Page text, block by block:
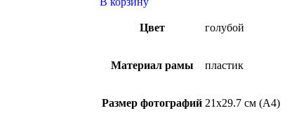
Цвет голубой
Материал рамы пластик
Размер фотографий 21х29.7 см (А4)